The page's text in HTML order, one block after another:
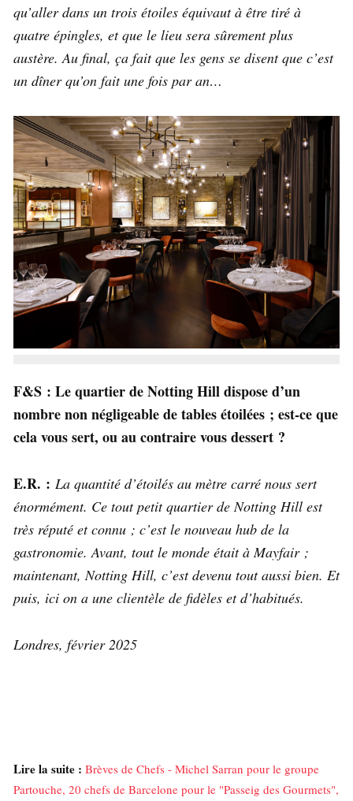
qu’aller dans un trois étoiles équivaut à être tiré à
quatre épingles, et que le lieu sera sûrement plus
austère. Au final, ça fait que les gens se disent que c’est
un dîner qu’on fait une fois par an…
F&S : Le quartier de Notting Hill dispose d’un
nombre non négligeable de tables étoilées ; est-ce que
cela vous sert, ou au contraire vous dessert ?
E.R. : La quantité d’étoilés au mètre carré nous sert
énormément. Ce tout petit quartier de Notting Hill est
très réputé et connu ; c’est le nouveau hub de la
gastronomie. Avant, tout le monde était à Mayfair ;
maintenant, Notting Hill, c’est devenu tout aussi bien. Et
puis, ici on a une clientèle de fidèles et d’habitués.
Londres, février 2025
Lire la suite : Brèves de Chefs - Michel Sarran pour le groupe
Partouche, 20 chefs de Barcelone pour le "Passeig des Gourmets",